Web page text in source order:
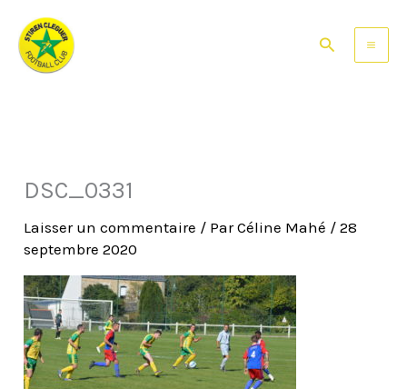
contenu
Rechercher
DSC_0331
Laisser un commentaire / ParCéline Mahé /28
septembre 2020